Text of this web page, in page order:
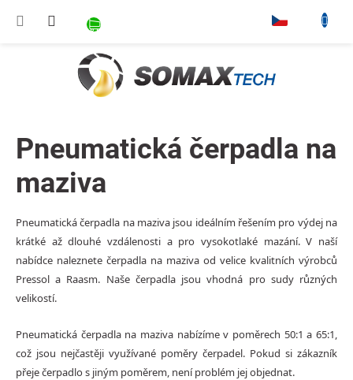
NÁKUPNÍ KOŠÍK
Pneumatická čerpadla na
maziva
Pneumatická čerpadla na maziva jsou ideálním řešením pro výdej na
krátké až dlouhé vzdálenosti a pro vysokotlaké mazání. V naší
nabídce naleznete čerpadla na maziva od velice kvalitních výrobců
Pressol a Raasm. Naše čerpadla jsou vhodná pro sudy různých
velikostí.
Pneumatická čerpadla na maziva nabízíme v poměrech 50:1 a 65:1,
což jsou nejčastěji využívané poměry čerpadel. Pokud si zákazník
přeje čerpadlo s jiným poměrem, není problém jej objednat.